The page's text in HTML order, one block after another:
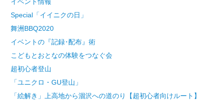
イベント情報
Special「イイニクの日」
舞洲BBQ2020
イベントの『記録･配布』術
こどもとおとなの体験をつなぐ会
超初心者登山
「ユニクロ・GU登山」
「絵解き」上高地から涸沢への道のり【超初心者向けルート】